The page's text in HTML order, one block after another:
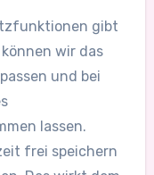
gibt
wir das
und bei
lassen.
frei speichern